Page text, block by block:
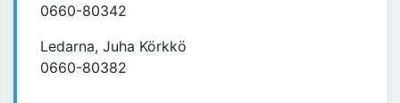
0660-80342
Ledarna, Juha Körkkö
0660-80382